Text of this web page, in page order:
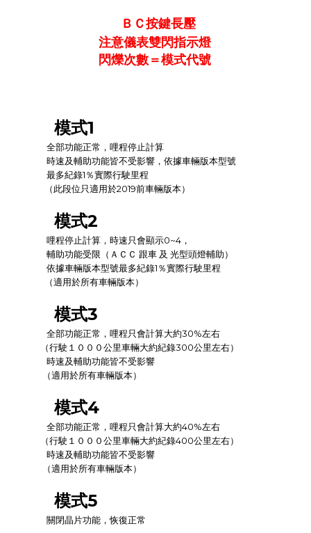
ＢＣ按鍵長壓
注意儀表雙閃指示燈
閃爍次數＝模式代號
模式1
全部功能正常，哩程停止計算
時速及輔助功能皆不受影響，依據車輛版本型號
最多紀錄1％實際行駛里程
（此段位只適用於2019前車輛版本）
模式2
哩程停止計算，時速只會顯示0~4 ，
輔助功能受限 （ＡＣＣ 跟車 及 光型頭燈輔助）
依據車輛版本型號最多紀錄1％實際行駛里程
（適用於所有車輛版本）
模式3
全部功能正常，哩程只會計算大約30%左右
（行駛１０００公里車輛大約紀錄300公里左右）
時速及輔助功能皆不受影響
（適用於所有車輛版本）
模式4
全部功能正常，哩程只會計算大約40%左右
（行駛１０００公里車輛大約紀錄400公里左右）
時速及輔助功能皆不受影響
（適用於所有車輛版本）
模式5
關閉晶片功能，恢復正常